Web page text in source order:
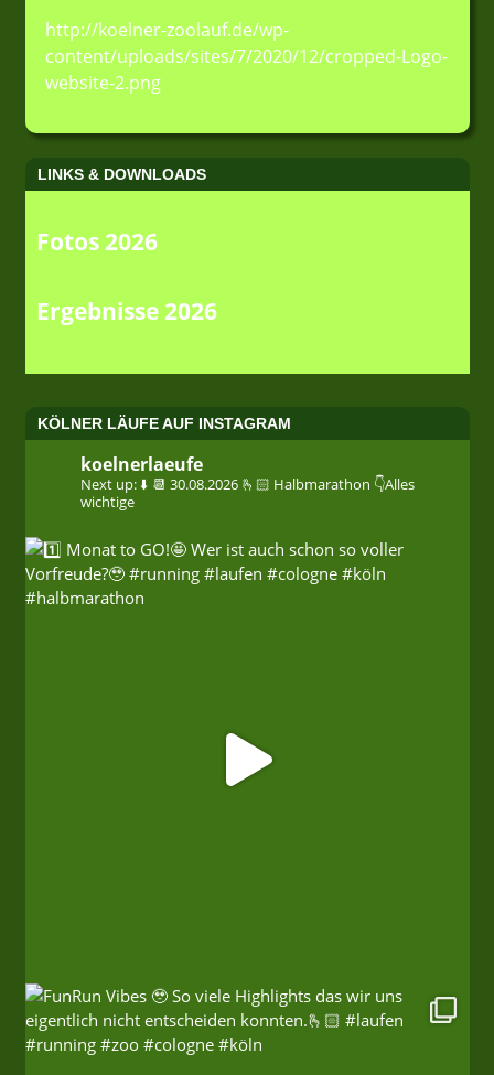
http://koelner-zoolauf.de/wp-
content/uploads/sites/7/2020/12/cropped-Logo-
website-2.png
LINKS & DOWNLOADS
Fotos 2026
Ergebnisse 2026
KÖLNER LÄUFE AUF INSTAGRAM
koelnerlaeufe
Next up: ⬇️ 📆 30.08.2026 🫰🏻 Halbmarathon 👇Alles
wichtige